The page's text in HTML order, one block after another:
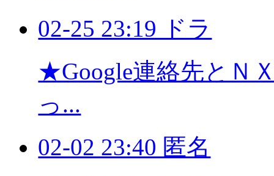
02-25 23:19 ドラ
★Google連絡先とＮ
っ...
02-02 23:40 匿名